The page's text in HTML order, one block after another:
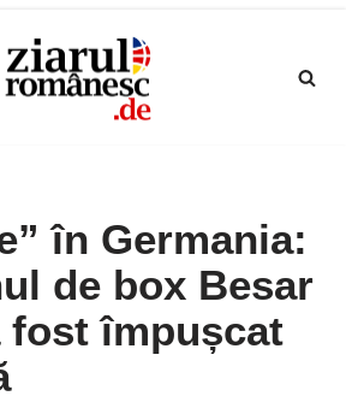
în Germania:
de box Besar
fost împușcat